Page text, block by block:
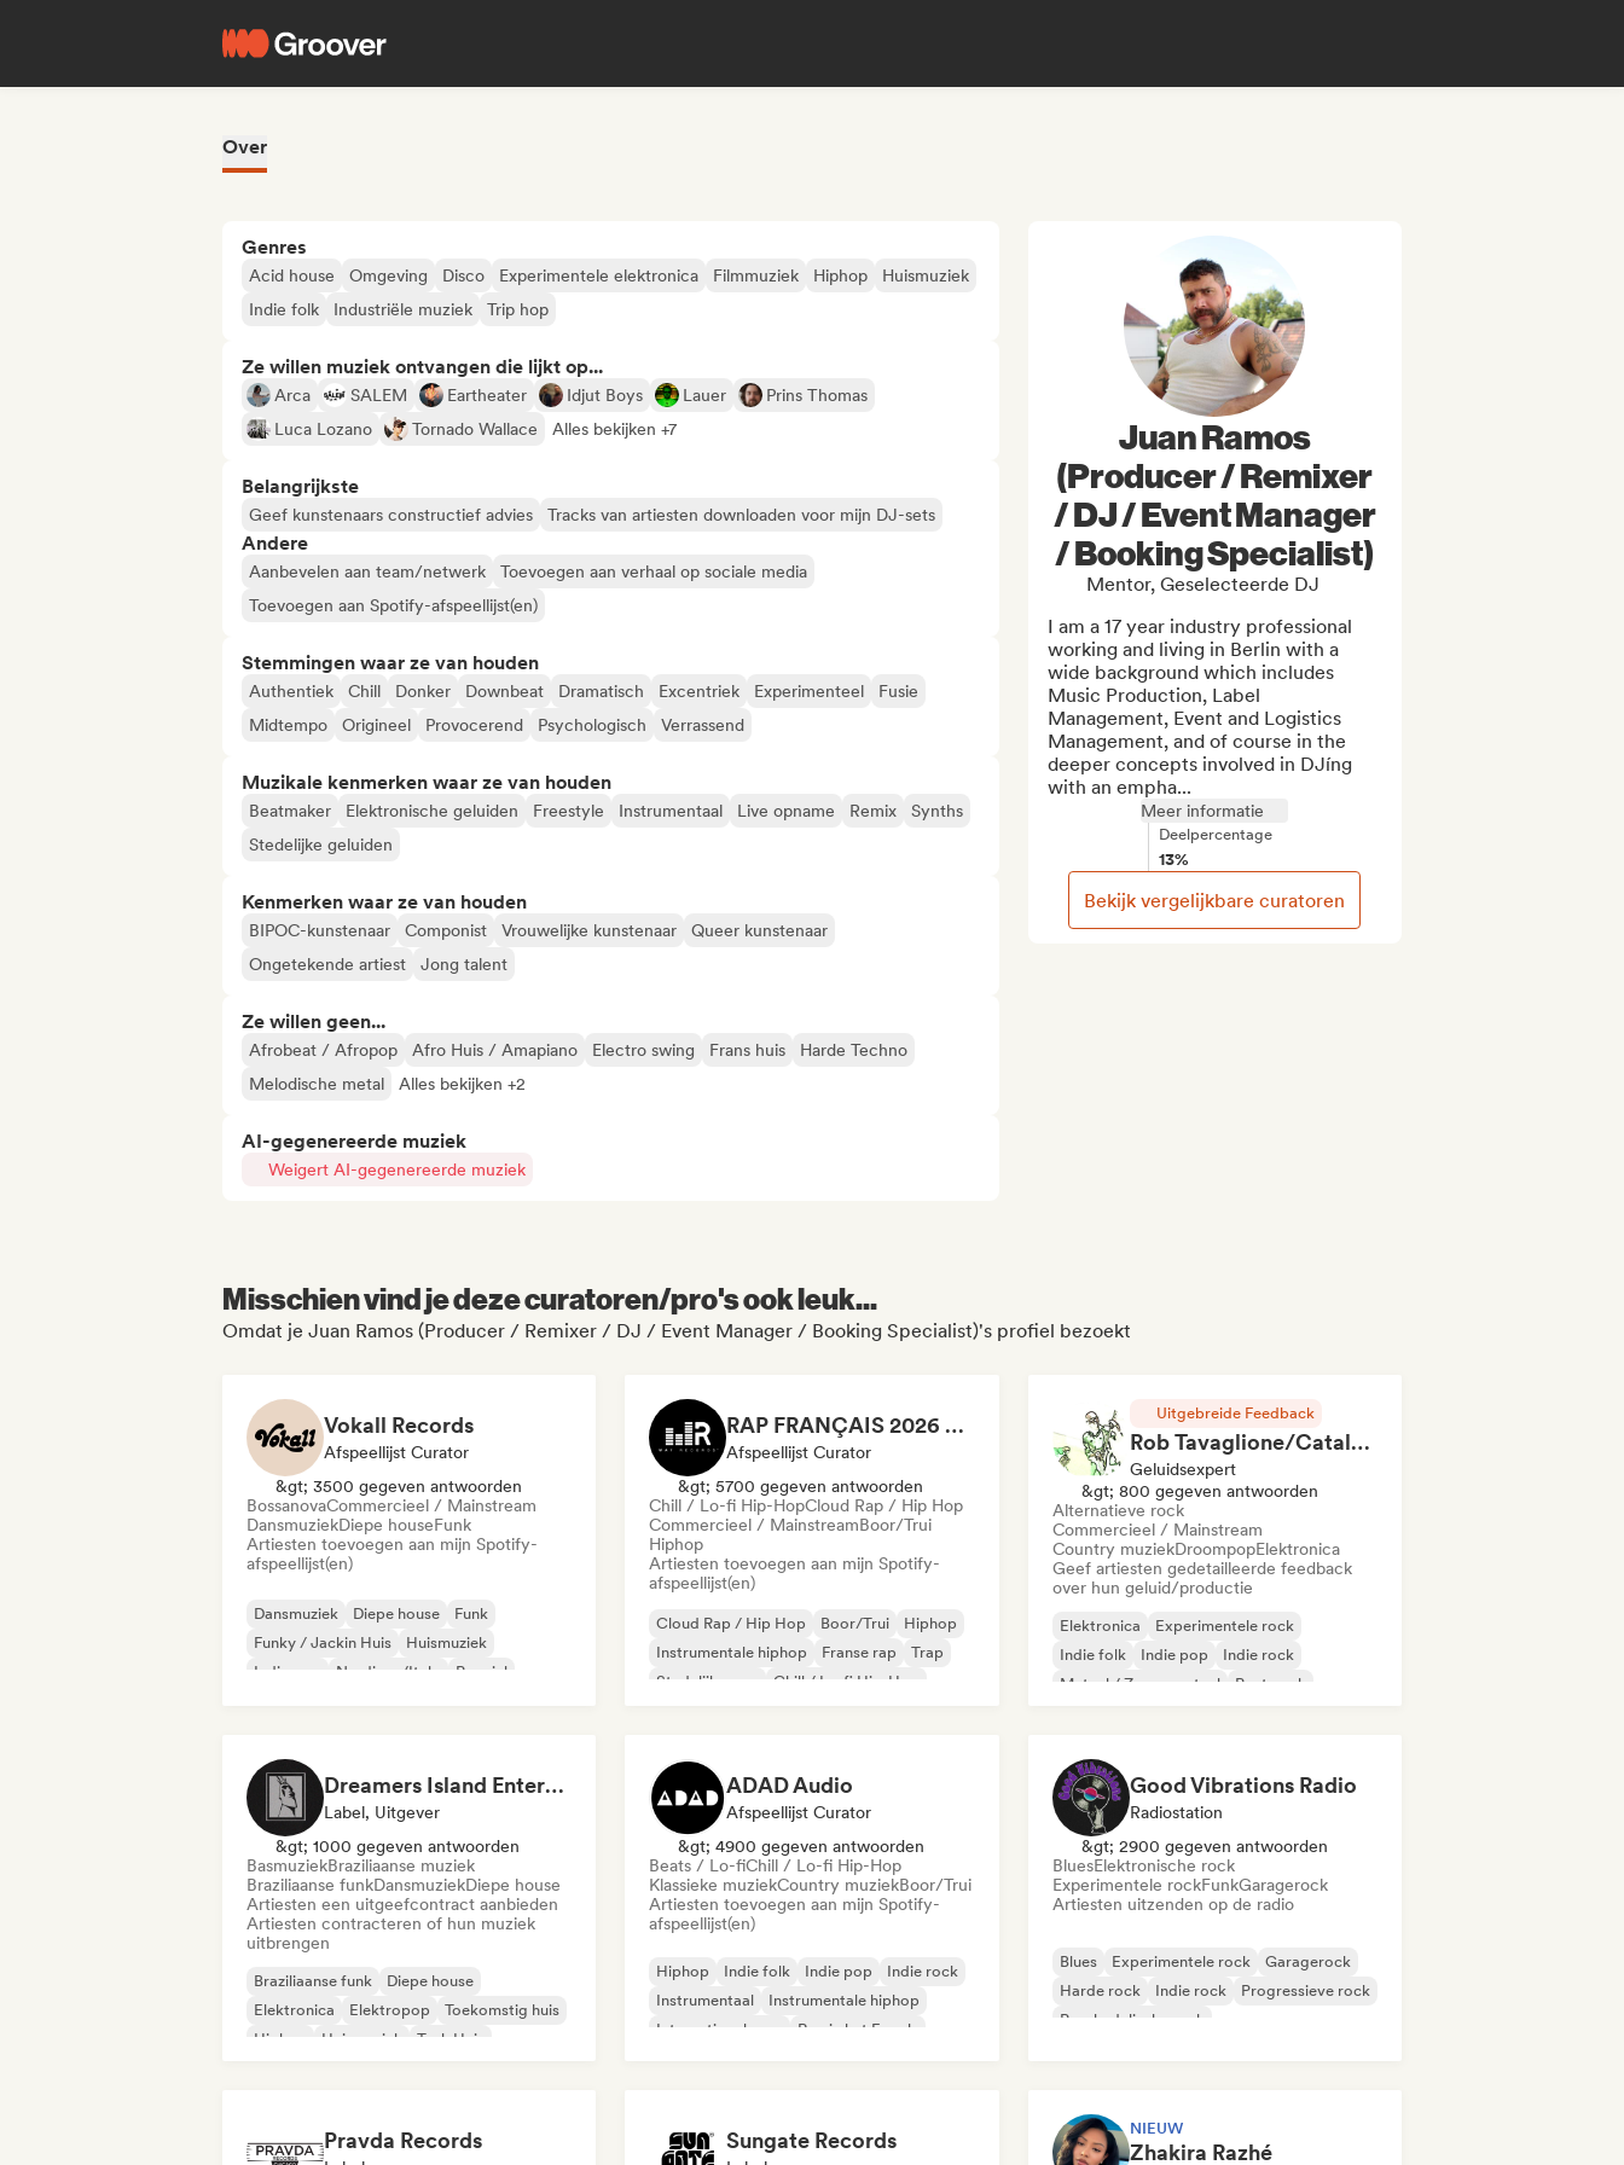
Over
Genres
Acid house Omgeving Disco Experimentele elektronica Filmmuziek Hiphop
Huismuziek
Indie folk
Industriële muziek Trip hop
Ze willen muziek ontvangen die lijkt op...
Arca SALEM Eartheater Idjut Boys Lauer
Prins Thomas
Luca Lozano
Tornado Wallace Alles bekijken +7
Belangrijkste
Geef kunstenaars constructief advies Tracks van artiesten downloaden voor mijn DJ-sets
Andere
Aanbevelen aan team/netwerk
Toevoegen aan verhaal op sociale media
Toevoegen aan Spotify-afspeellijst(en)
Stemmingen waar ze van houden
Authentiek Chill Donker Downbeat Dramatisch Excentriek Experimenteel
Fusie
Midtempo
Origineel Provocerend Psychologisch Verrassend
Muzikale kenmerken waar ze van houden
Beatmaker Elektronische geluiden Freestyle Instrumentaal Live opname Remix
Synths
Stedelijke geluiden
Kenmerken waar ze van houden
BIPOC-kunstenaar Componist Vrouwelijke kunstenaar
Queer kunstenaar
Ongetekende artiest
Jong talent
Ze willen geen...
Afrobeat / Afropop Afro Huis / Amapiano Electro swing Frans huis
Harde Techno
Melodische metal
Alles bekijken +2
AI-gegenereerde muziek
Weigert AI-gegenereerde muziek
Juan Ramos
(Producer / Remixer
/ DJ / Event Manager
/ Booking Specialist)
Mentor, Geselecteerde DJ
I am a 17 year industry professional
working and living in Berlin with a
wide background which includes
Music Production, Label
Management, Event and Logistics
Management, and of course in the
deeper concepts involved in DJíng
with an empha...
Meer informatie
Deelpercentage
13%
Bekijk vergelijkbare curatoren
Misschien vind je deze curatoren/pro's ook leuk...
Omdat je Juan Ramos (Producer / Remixer / DJ / Event Manager / Booking Specialist)'s profiel bezoekt
Vokall Records
Afspeellijst Curator
&gt; 3500 gegeven antwoorden
BossanovaCommercieel / Mainstream
DansmuziekDiepe houseFunk
Artiesten toevoegen aan mijn Spotify-
afspeellijst(en)
Dansmuziek Diepe house
Funk
Funky / Jackin Huis
Huismuziek
Indie pop
Nu-disco/Italo Popziel
RAP FRANÇAIS 2026 🔥🇫🇷 (Way Records)
Afspeellijst Curator
&gt; 5700 gegeven antwoorden
Chill / Lo-fi Hip-HopCloud Rap / Hip Hop
Commercieel / MainstreamBoor/Trui
Hiphop
Artiesten toevoegen aan mijn Spotify-
afspeellijst(en)
Cloud Rap / Hip Hop Boor/Trui
Hiphop
Instrumentale hiphop
Franse rap
Trap
Stedelijke pop
Chill / Lo-fi Hip-Hop
Uitgebreide Feedback
Rob Tavaglione/Catalyst Recording
Geluidsexpert
&gt; 800 gegeven antwoorden
Alternatieve rock
Commercieel / Mainstream
Country muziekDroompopElektronica
Geef artiesten gedetailleerde feedback
over hun geluid/productie
Elektronica
Experimentele rock
Indie folk
Indie pop
Indie rock
Metaal / Zwaar metaal
Post punk
Dreamers Island Entertainment
Label, Uitgever
&gt; 1000 gegeven antwoorden
BasmuziekBraziliaanse muziek
Braziliaanse funkDansmuziekDiepe house
Artiesten een uitgeefcontract aanbieden
Artiesten contracteren of hun muziek
uitbrengen
Braziliaanse funk
Diepe house
Elektronica
Elektropop
Toekomstig huis
Hiphop
Huismuziek Tech Huis
ADAD Audio
Afspeellijst Curator
&gt; 4900 gegeven antwoorden
Beats / Lo-fiChill / Lo-fi Hip-Hop
Klassieke muziekCountry muziekBoor/Trui
Artiesten toevoegen aan mijn Spotify-
afspeellijst(en)
Hiphop Indie folk Indie pop
Indie rock
Instrumentaal
Instrumentale hiphop
Internationale rap
Rap in het Engels
Good Vibrations Radio
Radiostation
&gt; 2900 gegeven antwoorden
BluesElektronische rock
Experimentele rockFunkGaragerock
Artiesten uitzenden op de radio
Blues Experimentele rock
Garagerock
Harde rock
Indie rock
Progressieve rock
Psychedelische rock
Pravda Records Sungate Records NIEUW
Zhakira Razhé